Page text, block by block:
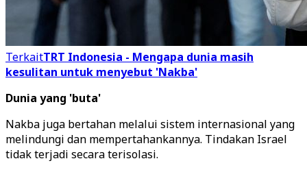
TerkaitTRT Indonesia - Mengapa dunia masih
kesulitan untuk menyebut 'Nakba'
Dunia yang 'buta'
Nakba juga bertahan melalui sistem internasional yang
melindungi dan mempertahankannya. Tindakan Israel
tidak terjadi secara terisolasi.